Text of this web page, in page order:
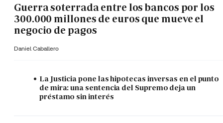
Guerra soterrada entre los bancos por los
300.000 millones de euros que mueve el
negocio de pagos
Daniel Caballero
La Justicia pone las hipotecas inversas en el punto
de mira: una sentencia del Supremo deja un
préstamo sin interés